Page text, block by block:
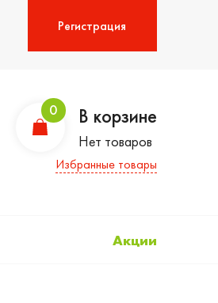
Регистрация
0 В корзине
Нет товаров
Избранные товары
Акции